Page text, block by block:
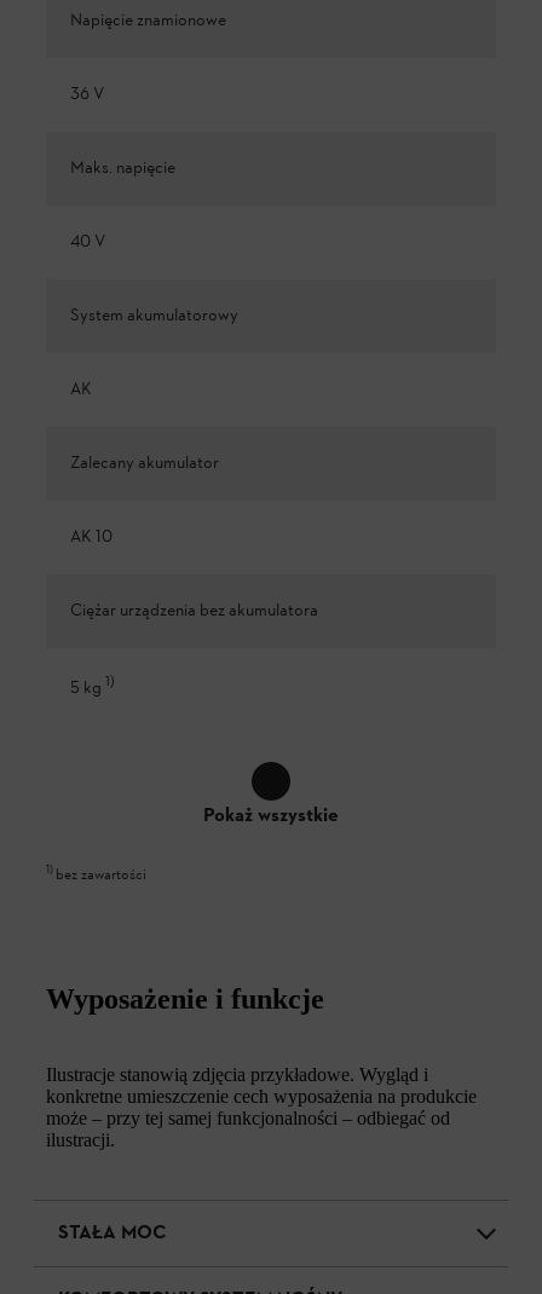
Napięcie znamionowe
36 V
Maks. napięcie
40 V
System akumulatorowy
AK
Zalecany akumulator
AK 10
Ciężar urządzenia bez akumulatora
5 kg 1)
Pokaż wszystkie
1) bez zawartości
Wyposażenie i funkcje
Ilustracje stanowią zdjęcia przykładowe. Wygląd i
konkretne umieszczenie cech wyposażenia na produkcie
może – przy tej samej funkcjonalności – odbiegać od
ilustracji.
STAŁA MOC